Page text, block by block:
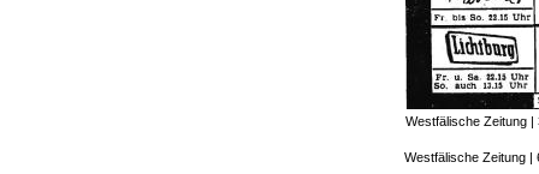
Westfälische Zeitung |
Westfälische Zeitung |